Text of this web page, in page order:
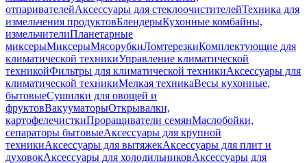
отпаривателейАксессуары для стеклоочистителейТехника для
измельчения продуктовБлендерыКухонные комбайны,
измельчителиПланетарные
миксерыМиксерыМясорубкиЛомтерезкиКомплектующие для
климатической техникиУправление климатической
техникойФильтры для климатической техникиАксессуары для
климатической техникиМелкая техникаВесы кухонные,
бытовыеСушилки для овощей и
фруктовВакууматорыОткрывалки,
картофелечисткиПроращиватели семянМаслобойки,
сепараторы бытовыеАксессуары для крупной
техникиАксессуары для вытяжекАксессуары для плит и
духовокАксессуары для холодильниковАксессуары для